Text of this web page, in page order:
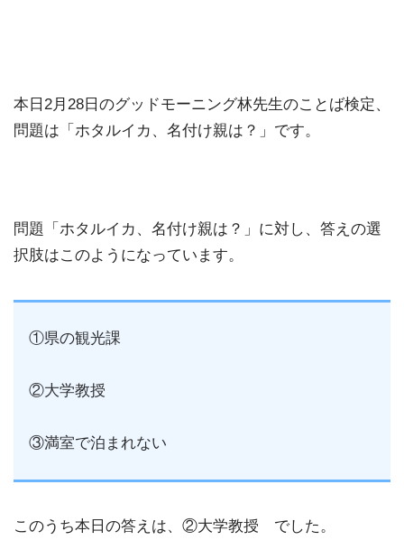
本日2月28日のグッドモーニング林先生のことば検定、
問題は「ホタルイカ、名付け親は？」です。
問題「ホタルイカ、名付け親は？」に対し、答えの選
択肢はこのようになっています。
①県の観光課
②大学教授
③満室で泊まれない
このうち本日の答えは、②大学教授 でした。